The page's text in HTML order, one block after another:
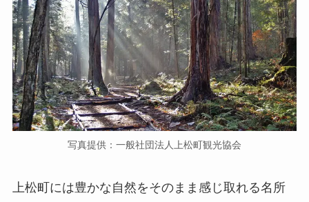
写真提供：一般社団法人上松町観光協会
上松町には豊かな自然をそのまま感じ取れる名所